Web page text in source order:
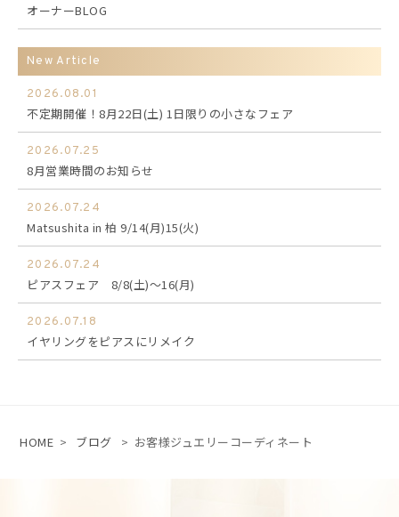
オーナーBLOG
New Article
2026.08.01
不定期開催！8月22日(土) 1日限りの小さなフェア
2026.07.25
8月営業時間のお知らせ
2026.07.24
Matsushita in 柏 9/14(月)15(火)
2026.07.24
ピアスフェア 8/8(土)～16(月)
2026.07.18
イヤリングをピアスにリメイク
HOME > ブログ > お客様ジュエリーコーディネート